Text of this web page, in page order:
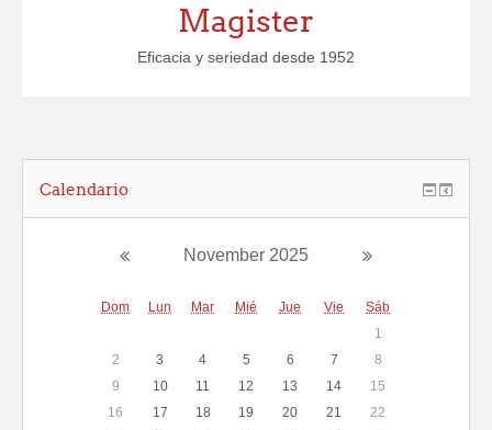
Magister
Eficacia y seriedad desde 1952
Calendario
November 2025
Dom Lun Mar Mié Jue Vie
Sáb
1
2
3 4 5 6 7
8
9
10 11 12 13 14
15
16
17 18 19 20 21
22